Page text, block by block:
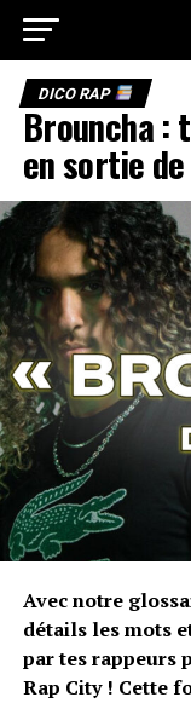
DICO RAP
Brouncha :
en sortie
Avec notre
détails les mots
par tes rappeurs
Rap City ! Cette